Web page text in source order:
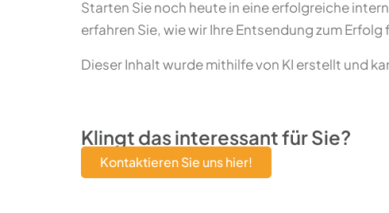
Starten Sie noch heute in eine erfolgreiche
erfahren Sie, wie wir Ihre Entsendung zum Erfolg
Dieser Inhalt wurde mithilfe von KI erstellt und
Klingt das interessant für Sie?
Kontaktieren Sie uns hier!